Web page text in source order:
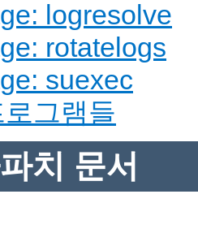
logresolve
rotatelogs
suexec
그램들
치 문서